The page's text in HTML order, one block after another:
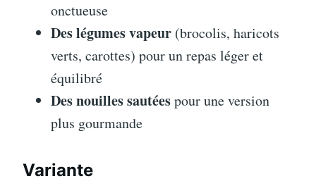
onctueuse
Des légumes vapeur (brocolis, haricots
verts, carottes) pour un repas léger et
équilibré
Des nouilles sautéespour une version
plus gourmande
Variante